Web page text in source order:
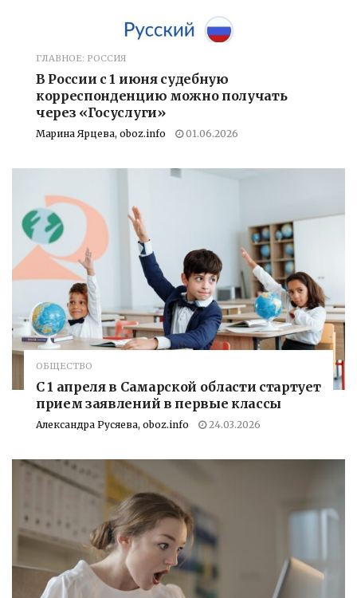
ГЛАВНОЕ: РОССИЯ
В России с 1 июня судебную
корреспонденцию можно получать
через «Госуслуги»
Марина Ярцева, oboz.info 01.06.2026
ОБЩЕСТВО
С 1 апреля в Самарской области стартует
прием заявлений в первые классы
Александра Русяева, oboz.info 24.03.2026